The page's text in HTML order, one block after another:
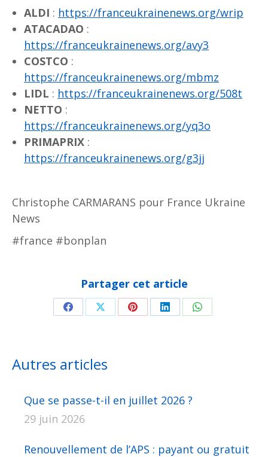
ALDI : https://franceukrainenews.org/wrip
ATACADAO :
https://franceukrainenews.org/avy3
COSTCO :
https://franceukrainenews.org/mbmz
LIDL : https://franceukrainenews.org/508t
NETTO :
https://franceukrainenews.org/yq3o
PRIMAPRIX :
https://franceukrainenews.org/g3jj
Christophe CARMARANS pour France Ukraine
News
#france #bonplan
Partager cet article
PartagerPartagerPartagerPartagerPartager
Autres articles
Que se passe-t-il en juillet 2026 ?
29 juin 2026
Renouvellement de l’APS : payant ou gratuit